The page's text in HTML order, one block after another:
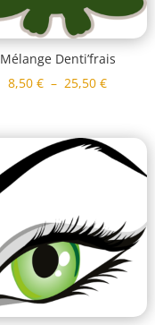
Mélange Denti’frais
8,50€ – 25,50€Plage
8,50 €